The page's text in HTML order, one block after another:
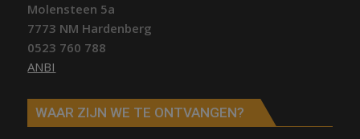
Molensteen 5a
7773 NM Hardenberg
0523 760 788
ANBI
WAAR ZIJN WE TE ONTVANGEN?